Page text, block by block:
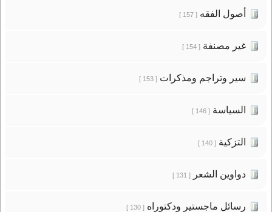
أصول الفقه[ 157 ]
غير مصنفة[ 154 ]
سير وتراجم ومذكرات[ 153 ]
السياسة[ 146 ]
التزكية[ 140 ]
دواوين الشعر[ 131 ]
رسائل ماجستير ودكتوراه[ 130 ]